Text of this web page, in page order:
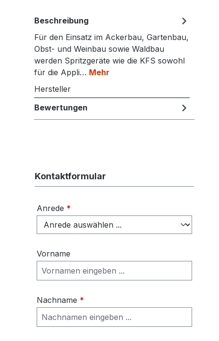
Beschreibung
Für den Einsatz im Ackerbau, Gartenbau,
Obst- und Weinbau sowie Waldbau
werden Spritzgeräte wie die KFS sowohl
für die Appli… Mehr
Hersteller
Bewertungen
Kontaktformular
Anrede *
Vorname
Nachname *